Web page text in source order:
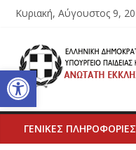
Ανοίξτε τη γραμμή εργαλείων
Μετάβαση
περιεχόμενο
Κυριακή, Αύγουστος 9,
ΓΕΝΙΚΕΣ ΠΛΗΡΟΦΟΡΙΕΣ